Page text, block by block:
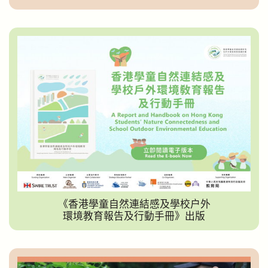
《香港學童自然連結感及學校戶外
環境教育報告及行動手冊》出版